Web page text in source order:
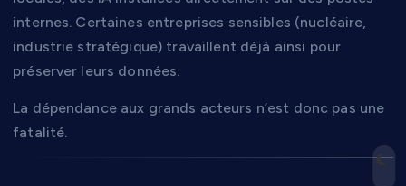
internes. Certaines entreprises sensibles (nucléaire,
industrie stratégique) travaillent déjà ainsi pour
préserver leurs données.
La dépendance aux grands acteurs n’est donc pas une
fatalité.